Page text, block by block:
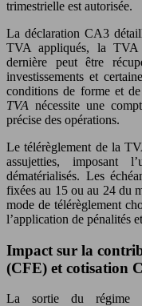
trimestrielle est autorisée.
La déclaration CA3
TVA appliqués, la
dernière peut être
investissements et
conditions de forme et
TVA nécessite une
précise des opérations.
Le télérèglement de la
assujetties, imposant
dématérialisés. Les
fixées au 15 ou au 24 du
mode de télérèglement
l’application de pénalités
Impact sur la
(CFE) et cotisation
La sortie du régime